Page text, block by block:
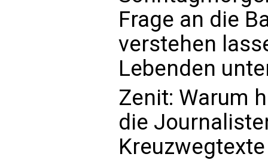
Frage an die
verstehen
Lebenden
Zenit: Warum
die